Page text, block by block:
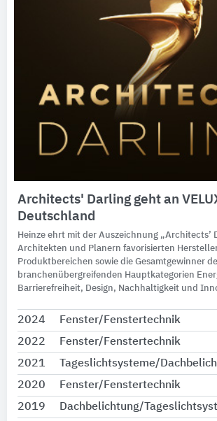
Architects' Darling geht an
Deutschland
Heinze ehrt mit der Auszeichnung „Architects’
Architekten und Planern favorisierten
Produktbereichen sowie die Gesamtgewinner
branchenübergreifenden Hauptkategorien
Barrierefreiheit, Design, Nachhaltigkeit und
2024
Fenster/Fenstertechnik
2022
Fenster/Fenstertechnik
2021
Tageslichtsysteme/
2020
Fenster/Fenstertechnik
2019
Dachbelichtung/